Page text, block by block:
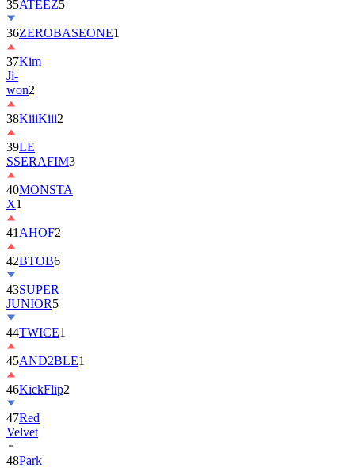
36ZEROBASEONE
37Kim
Ji-
won2
38KiiiKiii
39LE
SSERAFIM
40MONSTA
X
41AHOF
42 BTOB6
43SUPER
JUNIOR
44TWICE
45AND2BLE
46KickFlip2
47Red
Velvet
48Park
Bo-
young